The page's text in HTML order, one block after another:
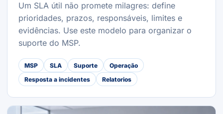
Um SLA útil não promete milagres: define
prioridades, prazos, responsáveis, limites e
evidências. Use este modelo para organizar o
suporte do MSP.
MSP SLA Suporte
Operação
Resposta a incidentes
Relatorios